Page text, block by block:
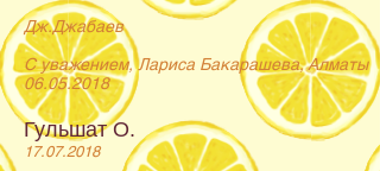
Дж.Джабаев
С уважением, Лариса Бакарашева, Алматы
06.05.2018
Гульшат О.
17.07.2018